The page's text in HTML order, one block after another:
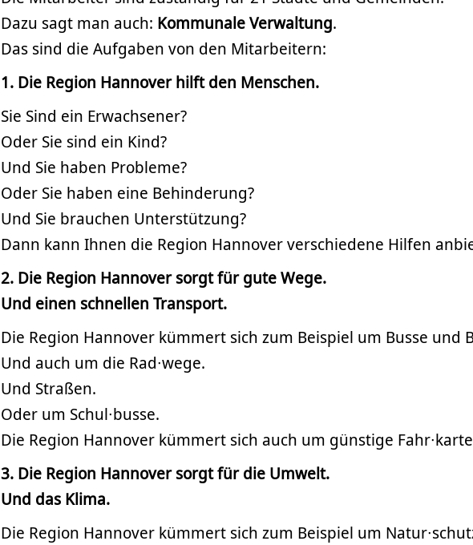
Dazu sagt man auch: Kommunale Verwaltung.
Das sind die Aufgaben von den Mitarbeitern:
1. Die Region Hannover hilft den Menschen.
Sie Sind ein Erwachsener?
Oder Sie sind ein Kind?
Und Sie haben Probleme?
Oder Sie haben eine Behinderung?
Und Sie brauchen Unterstützung?
Dann kann Ihnen die Region Hannover verschiedene Hilfen
2. Die Region Hannover sorgt für gute Wege.
Und einen schnellen Transport.
Die Region Hannover kümmert sich zum Beispiel um Busse und
Und auch um die Rad∙wege.
Und Straßen.
Oder um Schul∙busse.
Die Region Hannover kümmert sich auch um günstige
3. Die Region Hannover sorgt für die Umwelt.
Und das Klima.
Die Region Hannover kümmert sich zum Beispiel um